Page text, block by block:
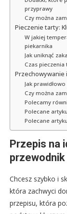
przyprawy
Czy można
Pieczenie tarty:
W jakiej
piekarnika
Jak uniknąć
Czas
Przechowywanie
Jak
Czy można
Polecamy
Polecane
Polecane
Przepis na
Chcesz szybko i
która zachwyci
przepisu, która